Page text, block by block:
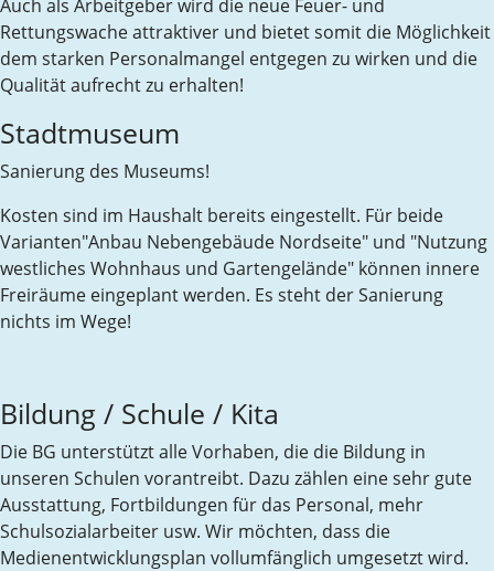
Auch als Arbeitgeber wird die neue Feuer- und
Rettungswache attraktiver und bietet somit die Möglichkeit
dem starken Personalmangel entgegen zu wirken und die
Qualität aufrecht zu erhalten!
Stadtmuseum
Sanierung des Museums!
Kosten sind im Haushalt bereits eingestellt. Für beide
Varianten"Anbau Nebengebäude Nordseite" und "Nutzung
westliches Wohnhaus und Gartengelände" können innere
Freiräume eingeplant werden. Es steht der Sanierung
nichts im Wege!
Bildung / Schule / Kita
Die BG unterstützt alle Vorhaben, die die Bildung in
unseren Schulen vorantreibt. Dazu zählen eine sehr gute
Ausstattung, Fortbildungen für das Personal, mehr
Schulsozialarbeiter usw. Wir möchten, dass die
Medienentwicklungsplan vollumfänglich umgesetzt wird.